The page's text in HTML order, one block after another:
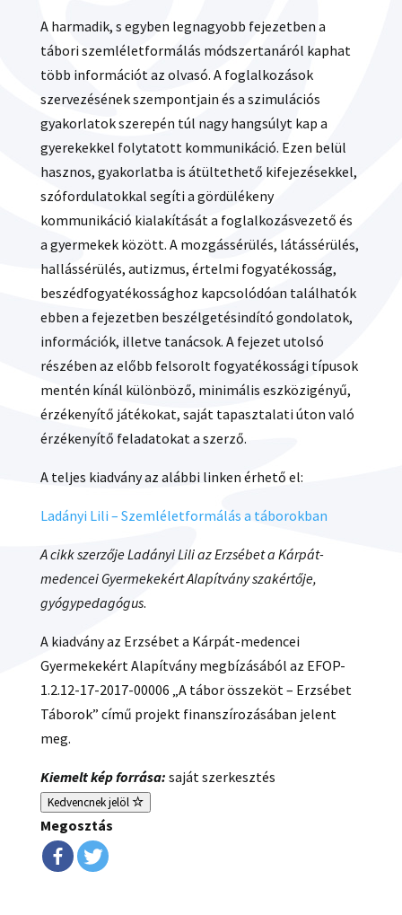
A harmadik, s egyben legnagyobb fejezetben a
tábori szemléletformálás módszertanáról kaphat
több információt az olvasó. A foglalkozások
szervezésének szempontjain és a szimulációs
gyakorlatok szerepén túl nagy hangsúlyt kap a
gyerekekkel folytatott kommunikáció. Ezen belül
hasznos, gyakorlatba is átültethető kifejezésekkel,
szófordulatokkal segíti a gördülékeny
kommunikáció kialakítását a foglalkozásvezető és
a gyermekek között. A mozgássérülés, látássérülés,
hallássérülés, autizmus, értelmi fogyatékosság,
beszédfogyatékossághoz kapcsolódóan találhatók
ebben a fejezetben beszélgetésindító gondolatok,
információk, illetve tanácsok. A fejezet utolsó
részében az előbb felsorolt fogyatékossági típusok
mentén kínál különböző, minimális eszközigényű,
érzékenyítő játékokat, saját tapasztalati úton való
érzékenyítő feladatokat a szerző.
A teljes kiadvány az alábbi linken érhető el:
Ladányi Lili – Szemléletformálás a táborokban
A cikk szerzője Ladányi Lili az Erzsébet a Kárpát-
medencei Gyermekekért Alapítvány szakértője,
gyógypedagógus.
A kiadvány az Erzsébet a Kárpát-medencei
Gyermekekért Alapítvány megbízásából az EFOP-
1.2.12-17-2017-00006 „A tábor összeköt – Erzsébet
Táborok” című projekt finanszírozásában jelent
meg.
Kiemelt kép forrása: saját szerkesztés
Kedvencnek jelöl
Megosztás